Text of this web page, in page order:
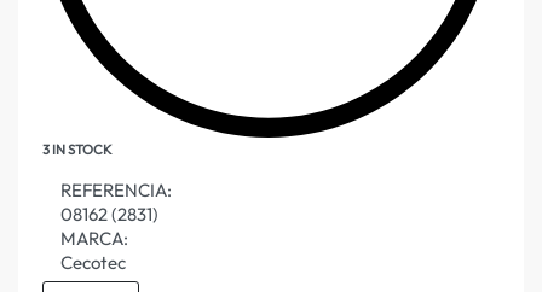
3 IN STOCK
REFERENCIA:
08162 (2831)
MARCA:
Cecotec